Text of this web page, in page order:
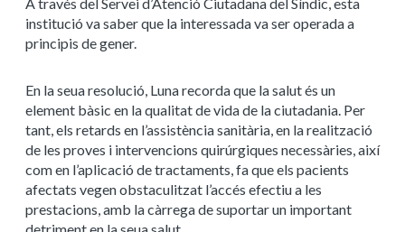
institució va saber que la interessada va ser operada a
principis de gener.
En la seua resolució, Luna recorda que la salut és un
element bàsic en la qualitat de vida de la ciutadania. Per
tant, els retards en l’assistència sanitària, en la realització
de les proves i intervencions quirúrgiques necessàries, així
com en l’aplicació de tractaments, fa que els pacients
afectats vegen obstaculitzat l’accés efectiu a les
prestacions, amb la càrrega de suportar un important